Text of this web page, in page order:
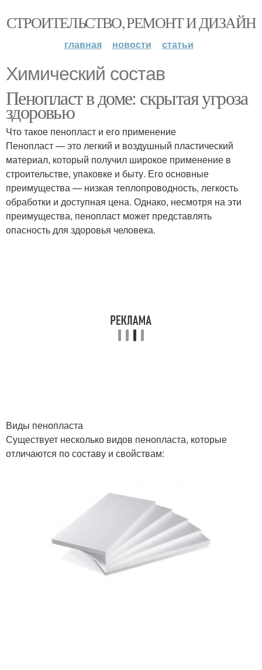
СТРОИТЕЛЬСТВО, РЕМОНТ И ДИЗАЙН
главная новости статьи
Химический состав
Пенопласт в доме: скрытая угроза
здоровью
Что такое пенопласт и его применение
Пенопласт — это легкий и воздушный пластический
материал, который получил широкое применение в
строительстве, упаковке и быту. Его основные
преимущества — низкая теплопроводность, легкость
обработки и доступная цена. Однако, несмотря на эти
преимущества, пенопласт может представлять
опасность для здоровья человека.
Виды пенопласта
Существует несколько видов пенопласта, которые
отличаются по составу и свойствам: